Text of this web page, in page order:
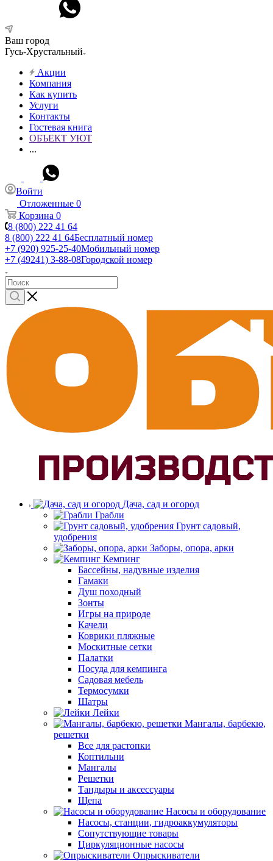
Ваш город
Гусь-Хрустальный
Акции
Компания
Как купить
Услуги
Контакты
Гостевая книга
ОБЪЕКТ УЮТ
...
Войти
Отложенные 0
Корзина 0
8 (800) 222 41 64
8 (800) 222 41 64Бесплатный номер
+7 (920) 925-25-40Мобильный номер
+7 (49241) 3-88-08Городской номер
Дача, сад и огород
Грабли
Грунт садовый,
удобрения
Заборы, опора, арки
Кемпинг
Бассейны, надувные изделия
Гамаки
Душ походный
Зонты
Игры на природе
Качели
Коврики пляжные
Москитные сетки
Палатки
Посуда для кемпинга
Садовая мебель
Термосумки
Шатры
Лейки
Мангалы, барбекю,
решетки
Все для растопки
Коптильни
Мангалы
Решетки
Тандыры и аксессуары
Щепа
Насосы и оборудование
Насосы, станции, гидроаккумуляторы
Сопутствующие товары
Циркуляционные насосы
Опрыскиватели